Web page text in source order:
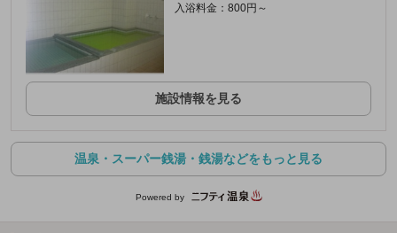
入浴料金：800円～
施設情報を見る
温泉・スーパー銭湯・銭湯などをもっと見る
Powered by